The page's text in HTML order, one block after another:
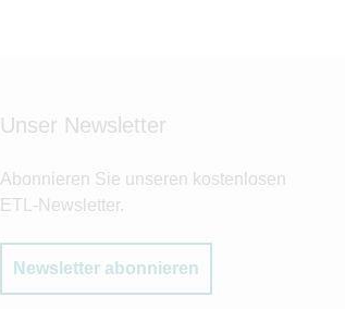
Unser Newsletter
Abonnieren Sie unseren kostenlosen
ETL-Newsletter.
Newsletter abonnieren